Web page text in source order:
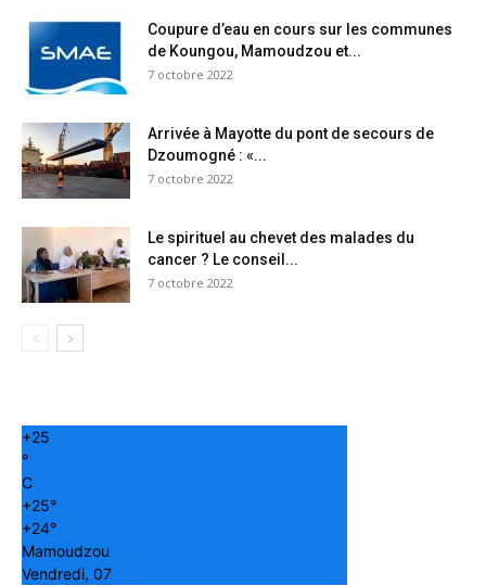
Coupure d’eau en cours sur les communes
de Koungou, Mamoudzou et...
7 octobre 2022
Arrivée à Mayotte du pont de secours de
Dzoumogné : «...
7 octobre 2022
Le spirituel au chevet des malades du
cancer ? Le conseil...
7 octobre 2022
+25
°
C
+25°
+24°
Mamoudzou
Vendredi, 07